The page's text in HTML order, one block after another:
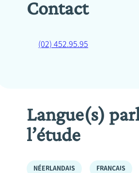
Contact
(02) 452.95.95
Langue(s)
l’étude
NÉERLANDAIS FRANÇAIS